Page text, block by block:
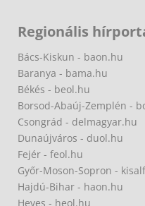
Regionális
Bács-Kiskun - baon.hu
Baranya - bama.hu
Békés - beol.hu
Borsod-Abaúj-Zemplén -
Csongrád - delmagyar.hu
Dunaújváros - duol.hu
Fejér - feol.hu
Győr-Moson-Sopron -
Hajdú-Bihar - haon.hu
Heves - heol.hu